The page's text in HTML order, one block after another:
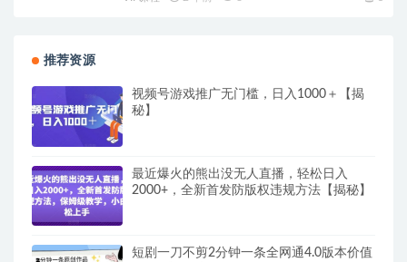
推荐资源
视频号游戏推广无门槛，日入1000＋【揭
秘】
最近爆火的熊出没无人直播，轻松日入
2000+，全新首发防版权违规方法【揭秘】
短剧一刀不剪2分钟一条全网通4.0版本价值